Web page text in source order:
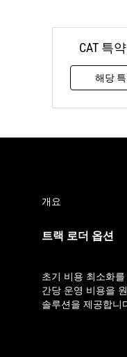
CAT 특
해당
개요
트랙 로더 옵션
초기 비용 최소화
간당 운영 비용을
솔루션을 제공합니